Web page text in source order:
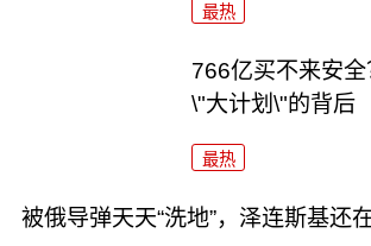
最热
766亿买不来安
\"大计划\"的背后
最热
被俄导弹天天“洗地”，泽连斯基还